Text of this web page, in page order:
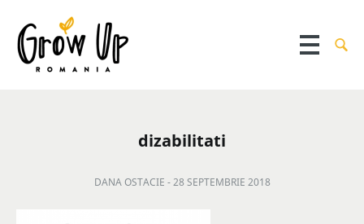
dizabilitati
DANA OSTACIE -28 SEPTEMBRIE 2018